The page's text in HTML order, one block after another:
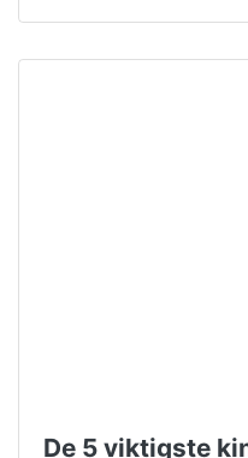
De 5 viktigste